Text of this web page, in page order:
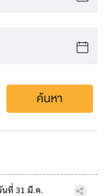
ค้นหา
นที่ 31 มี.ค.